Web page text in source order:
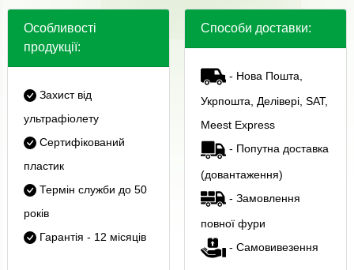
Особливості
продукції:
Захист від
ультрафіолету
Сертифікований
пластик
Термін служби до 50
років
Гарантія - 12 місяців
Способи доставки:
- Нова Пошта,
Укрпошта, Делівері, SAT,
Meest Express
- Попутна доставка
(довантаження)
- Замовлення
повної фури
- Самовивезення